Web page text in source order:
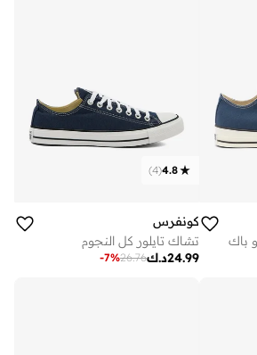
باك
4.8
(
4
)
كونفرس
تشاك تايلور كل النجوم
د.ك24.99
26.76
-7%